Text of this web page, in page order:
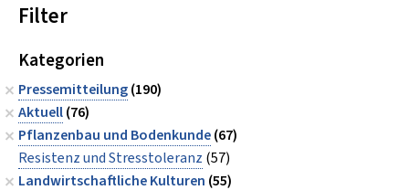
Filter
Kategorien
Pressemitteilung(190)
Aktuell(76)
Pflanzenbau und Bodenkunde(67)
Resistenz und Stresstoleranz (57)
Landwirtschaftliche Kulturen (55)